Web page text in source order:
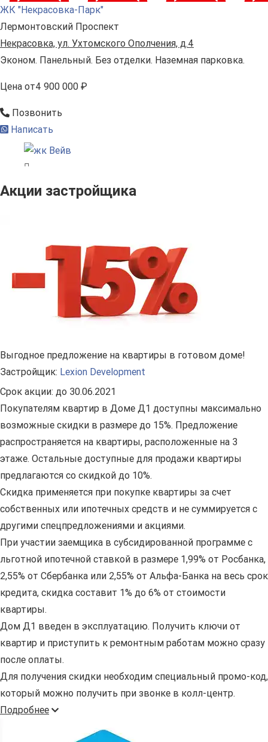
ЖК "Некрасовка-Парк"
Лермонтовский Проспект
Некрасовка, ул. Ухтомского Ополчения, д.4
Эконом. Панельный. Без отделки. Наземная парковка.
Цена от4 900 000 ₽
Позвонить
Написать
Акции застройщика
Выгодное предложение на квартиры в готовом доме!
Застройщик: Lexion Development
Срок акции: до 30.06.2021
Покупателям квартир в Доме Д1 доступны максимально
возможные скидки в размере до 15%. Предложение
распространяется на квартиры, расположенные на 3
этаже. Остальные доступные для продажи квартиры
предлагаются со скидкой до 10%.
Скидка применяется при покупке квартиры за счет
собственных или ипотечных средств и не суммируется с
другими спецпредложениями и акциями.
При участии заемщика в субсидированной программе с
льготной ипотечной ставкой в размере 1,99% от Росбанка,
2,55% от Сбербанка или 2,55% от Альфа-Банка на весь срок
кредита, скидка составит 1% до 6% от стоимости
квартиры.
Дом Д1 введен в эксплуатацию. Получить ключи от
квартир и приступить к ремонтным работам можно сразу
после оплаты.
Для получения скидки необходим специальный промо-код,
который можно получить при звонке в колл-центр.
Подробнее